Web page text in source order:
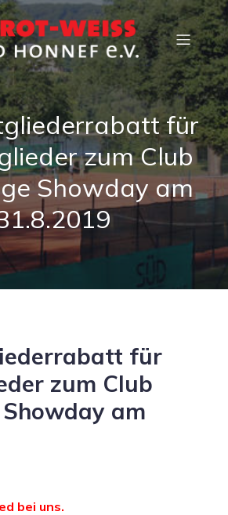
für
zum Club
Showday am
für
zum Club
am
bei uns.